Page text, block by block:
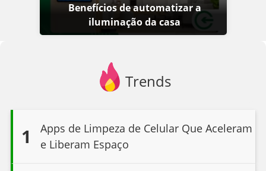
Benefícios de automatizar a
iluminação da casa
Trends
1
Apps de Limpeza de Celular Que Aceleram
e Liberam Espaço